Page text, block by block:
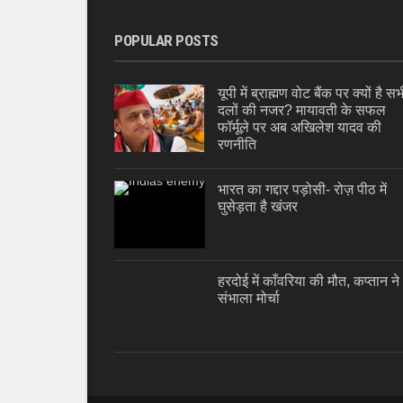
POPULAR POSTS
यूपी में ब्राह्मण वोट बैंक पर क्यों है
दलों की नजर? मायावती के सफल
फॉर्मूले पर अब अखिलेश यादव की
रणनीति
भारत का गद्दार पड़ोसी- रोज़ पीठ में
घुसेड़ता है खंजर
हरदोई में काँवरिया की मौत, कप्तान ने
संभाला मोर्चा